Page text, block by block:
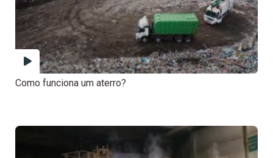
Como funciona um aterro?